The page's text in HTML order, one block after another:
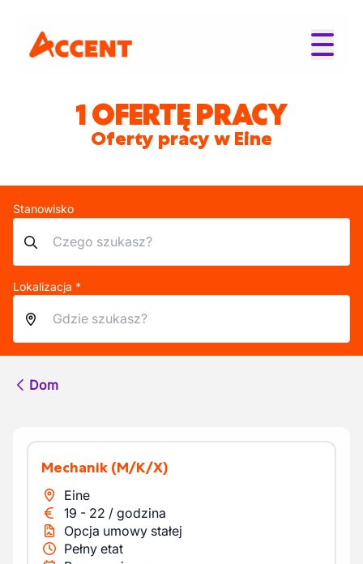
1 OFERTĘ PRACY
Oferty pracy w Eine
Stanowisko
Lokalizacja *
Dom
Mechanik (M/K/X)
Eine
19 - 22 / godzina
Opcja umowy stałej
Pełny etat